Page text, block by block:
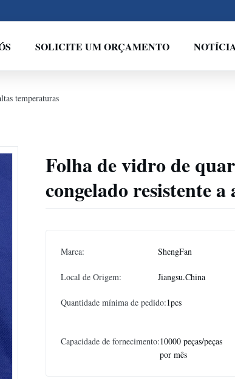
SOLICITE UM ORÇAMENTO
temperaturas
Folha de vidro de
congelado resistente
Marca: ShengFan
Local de Origem: Jiangsu.China
Quantidade mínima de pedido:1pcs
Capacidade de fornecimento:10000 peças/peças
por mês